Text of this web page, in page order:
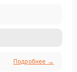
Подробнее →